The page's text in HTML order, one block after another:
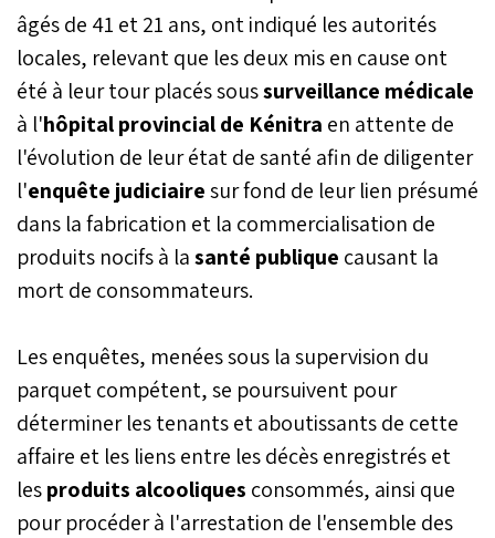
âgés de 41 et 21 ans, ont indiqué les autorités
locales, relevant que les deux mis en cause ont
été à leur tour placés soussurveillance médicale
à l'hôpital provincial de Kénitra en attente de
l'évolution de leur état de santé afin de diligenter
l'enquête judiciairesur fond de leur lien présumé
dans la fabrication et la commercialisation de
produits nocifs à lasanté publique causant la
mort de consommateurs.
Les enquêtes, menées sous la supervision du
parquet compétent, se poursuivent pour
déterminer les tenants et aboutissants de cette
affaire et les liens entre les décès enregistrés et
lesproduits alcooliques consommés, ainsi que
pour procéder à l'arrestation de l'ensemble des